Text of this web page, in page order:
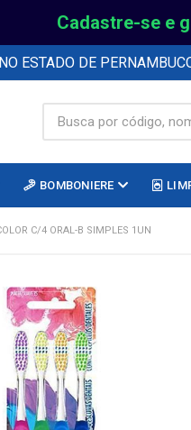
Cadastre-se e
ESTADO DE
BOMBONIERE
C/4 ORAL-B SIMPLES 1UN